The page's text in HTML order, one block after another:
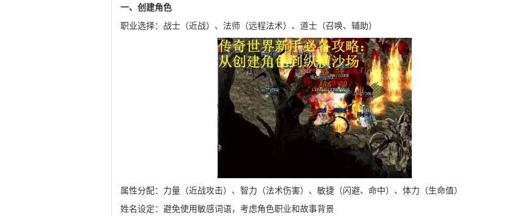
一、创建角色
职业选择：战士（近战）、法师（远程法术）、道士（召唤、辅助）
属性分配：力量（近战攻击）、智力（法术伤害）、敏捷（闪避、命中）、体力（生命值）
姓名设定：避免使用敏感词语，考虑角色职业和故事背景